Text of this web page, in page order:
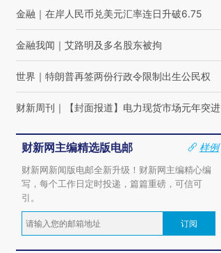
金融 ｜ 在岸人民币兑美元汇率连日升破6.75
金融我闻 ｜ 艾路明及多名股东被拘
世界 ｜ 特朗普再签两份行政令限制出生公民权
财新周刊 ｜ 【封面报道】电力现货市场元年突进
财新网主编精选版电邮
样例
财新网新闻版电邮全新升级！财新网主编精心编
写，每个工作日定时投递，篇篇重磅，可信可
引。
订阅